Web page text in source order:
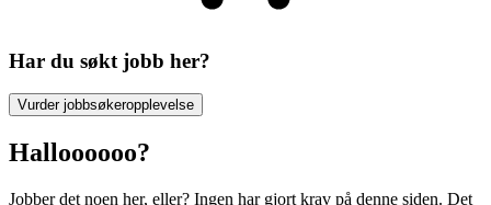
Har du søkt jobb her?
Vurder jobbsøkeropplevelse
Halloooooo?
Jobber det noen her, eller? Ingen har gjort krav på denne siden. Det